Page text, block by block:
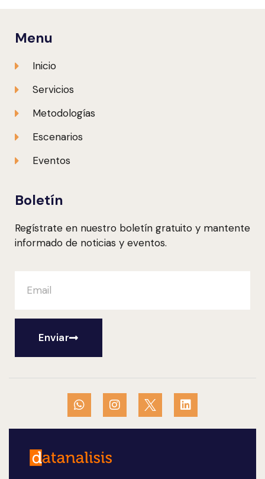
Menu
Inicio
Servicios
Metodologías
Escenarios
Eventos
Boletín
Regístrate en nuestro boletín gratuito y mantente
informado de noticias y eventos.
Enviar